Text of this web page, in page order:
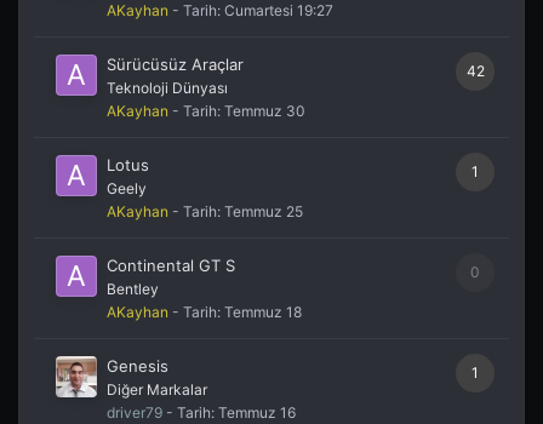
AKayhan - Tarih: Cumartesi 19:27
42
Sürücüsüz Araçlar
Teknoloji Dünyası
AKayhan - Tarih: Temmuz 30
1
Lotus
Geely
AKayhan - Tarih: Temmuz 25
0
Continental GT S
Bentley
AKayhan - Tarih: Temmuz 18
1
Genesis
Diğer Markalar
driver79 - Tarih: Temmuz 16